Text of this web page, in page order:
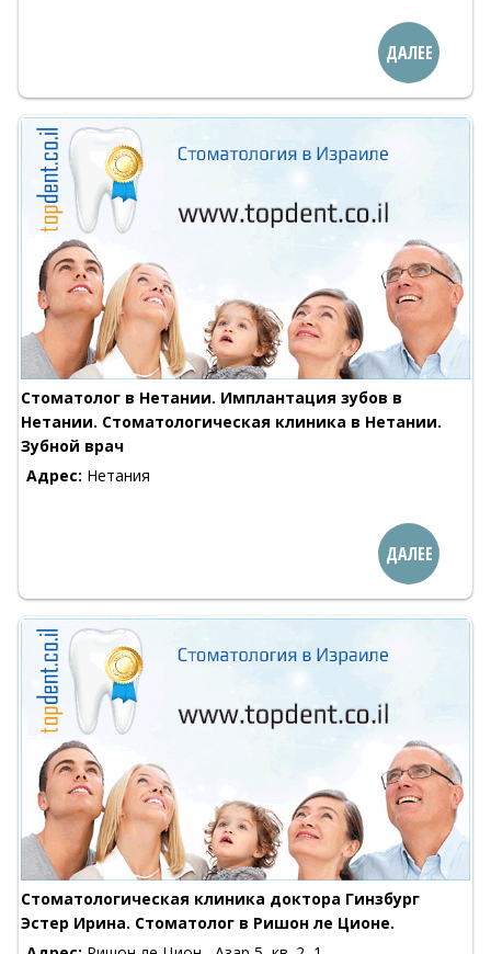
ДАЛЕЕ
Стоматолог в Нетании. Имплантация зубов в
Нетании. Стоматологическая клиника в Нетании.
Зубной врач
Адрес: Нетания
ДАЛЕЕ
Стоматологическая клиника доктора Гинзбург
Эстер Ирина. Стоматолог в Ришон ле Ционе.